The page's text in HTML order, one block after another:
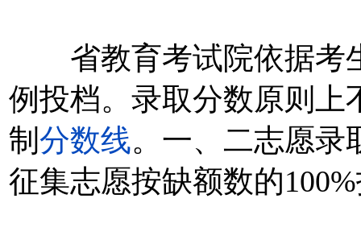
省教育考试院依据考
例投档。录取分数原则上
制 分数线。一、二志愿录
征集志愿按缺额数的